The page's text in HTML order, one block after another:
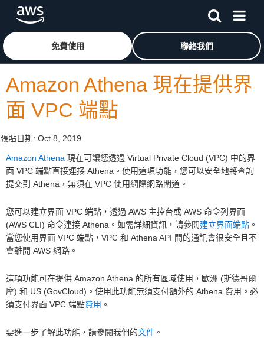
跳至主要內容按一下這裡可返回 Amazon Web Services 首頁
免費使用 聯絡我們
Amazon Athena 現在提供界
面 VPC 端點
張貼日期: Oct 8, 2019
Amazon Athena 現在可讓您透過 Virtual Private Cloud (VPC) 中的界
面 VPC 端點直接連接 Athena。使用這項功能，您可以安全地將查詢
提交到 Athena，無須在 VPC 使用網際網路閘道。
您可以建立界面 VPC 端點，透過 AWS 主控台或 AWS 命令列界面
(AWS CLI) 命令連接 Athena。如需詳細資訊，請參閱建立界面端點 。
當您使用界面 VPC 端點，VPC 和 Athena API 間的通訊會很安全且不
會離開 AWS 網路。
這項功能可在提供 Amazon Athena 的所有區域使用，歐洲 (斯德哥爾
摩) 和 US (GovCloud)。使用此功能無須支付額外的 Athena 費用。必
須支付界面 VPC 端點費用 。
要進一步了解此功能，請參閱我們的文件 。